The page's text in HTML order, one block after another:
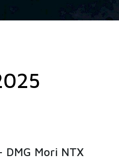
DMG Mori NTX